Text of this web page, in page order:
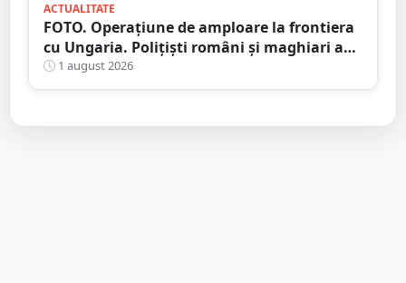
ACTUALITATE
FOTO. Operațiune de amploare la frontiera
cu Ungaria. Polițiști români și maghiari au
verificat sute de persoane
1 august 2026